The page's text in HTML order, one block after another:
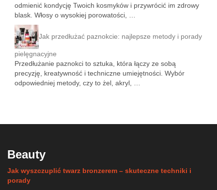
odmienić kondycję Twoich kosmyków i przywrócić im zdrowy
blask. Włosy o wysokiej porowatości, …
Jak przedłużać paznokcie: najlepsze metody i porady
pielęgnacyjne
Przedłużanie paznokci to sztuka, która łączy ze sobą
precyzję, kreatywność i techniczne umiejętności. Wybór
odpowiedniej metody, czy to żel, akryl, …
Beauty
Jak wyszczuplić twarz bronzerem – skuteczne techniki i
porady